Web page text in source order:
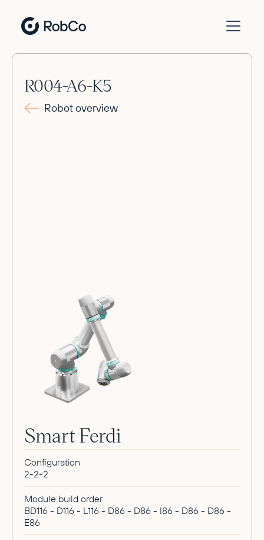
R004-A6-K5
Robot overview
Smart Ferdi
Configuration
2-2-2
Module build order
BD116 - D116 - L116 - D86 - D86 - I86 - D86 - D86 -
E86